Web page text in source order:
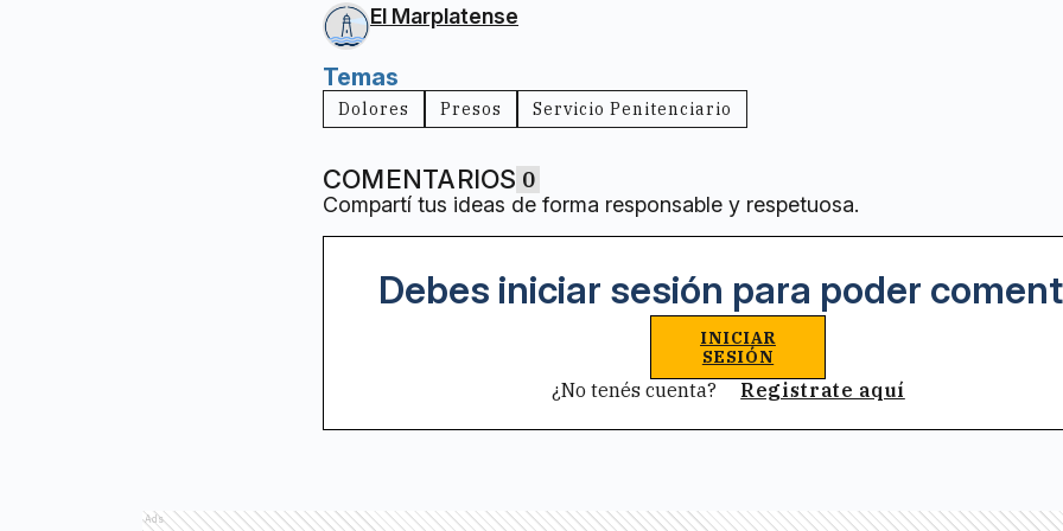
El Marplatense
Temas
Dolores Presos Servicio Penitenciario
COMENTARIOS 0
Compartí tus ideas de forma responsable y respetuosa.
Debes iniciar sesión para poder
INICIAR
SESIÓN
¿No tenés cuenta? Registrate aquí
Ads